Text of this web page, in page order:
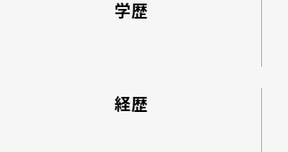
学歴
経歴